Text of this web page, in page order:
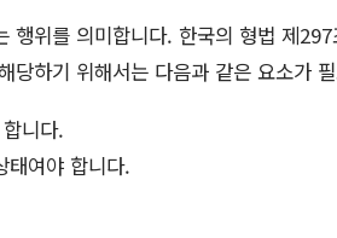
행위를 의미합니다. 한국의 형법 제
당하기 위해서는 다음과 같은 요소가
니다.
태여야 합니다.